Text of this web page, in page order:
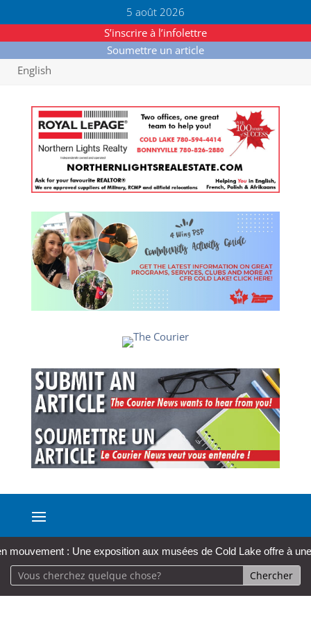
5 août 2026
S’inscrire à l’infolettre
Soumettre un article
English
: Une exposition aux musées de Cold Lake offre à une